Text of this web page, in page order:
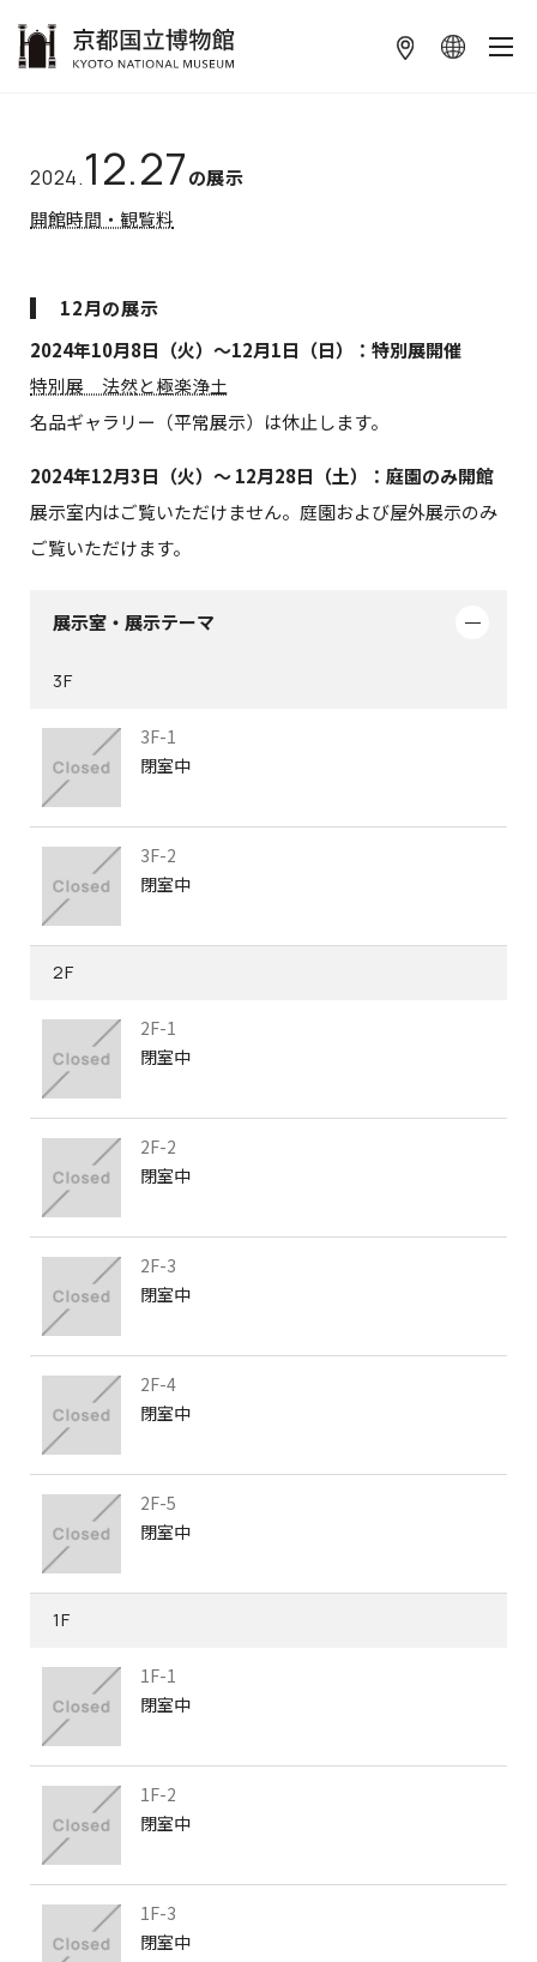
2024.12.27の展示
開館時間・観覧料
12月の展示
2024年10月8日（火）～12月1日（日）：特別展開催
特別展 法然と極楽浄土
名品ギャラリー（平常展示）は休止します。
2024年12月3日（火）～ 12月28日（土）：庭園のみ開館
展示室内はご覧いただけません。庭園および屋外展示のみ
ご覧いただけます。
展示室・展示テーマ
3F
3F-1
閉室中
3F-2
閉室中
2F
2F-1
閉室中
2F-2
閉室中
2F-3
閉室中
2F-4
閉室中
2F-5
閉室中
1F
1F-1
閉室中
1F-2
閉室中
1F-3
閉室中